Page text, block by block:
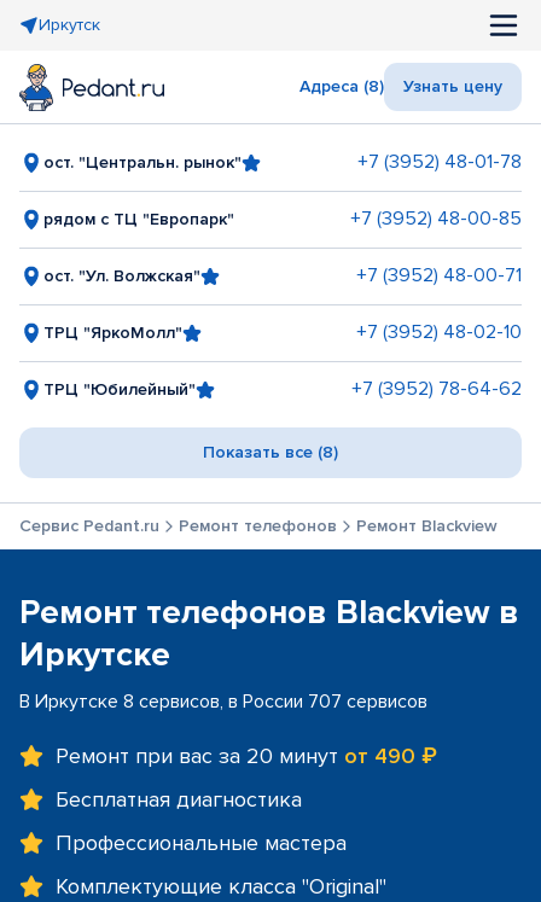
Иркутск
Адреса (8) Узнать цену
ост. "Центральн. рынок" +7 (3952) 48-01-78
рядом с ТЦ "Европарк" +7 (3952) 48-00-85
ост. "Ул. Волжская" +7 (3952) 48-00-71
ТРЦ "ЯркоМолл" +7 (3952) 48-02-10
ТРЦ "Юбилейный" +7 (3952) 78-64-62
Показать все (8)
Сервис Pedant.ru Ремонт телефонов Ремонт Blackview
Ремонт телефонов Blackview в
Иркутске
В Иркутске 8 сервисов, в России 707 сервисов
Ремонт при вас за 20 минут от 490 ₽
Бесплатная диагностика
Профессиональные мастера
Комплектующие класса "Original"